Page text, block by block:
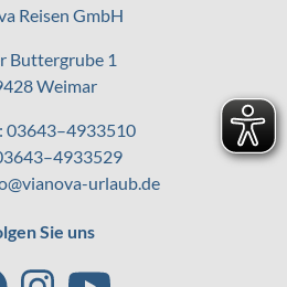
Reisen GmbH
Buttergrube 1
Weimar
03643–4933510
urlaub.de
Sie uns